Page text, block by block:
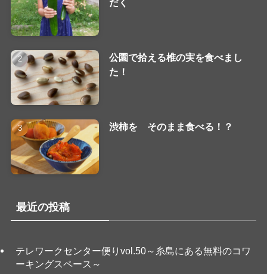
だく
公園で拾える椎の実を食べまし
た！
渋柿を そのまま食べる！？
最近の投稿
テレワークセンター便りvol.50～糸島にある無料のコワ
ーキングスペース～